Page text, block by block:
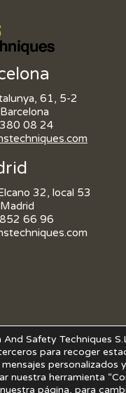
61, 5-2
08 24
32, local 53
66 96
And Safety Techniques
para recoger
personalizados
nuestra herramienta
página, para